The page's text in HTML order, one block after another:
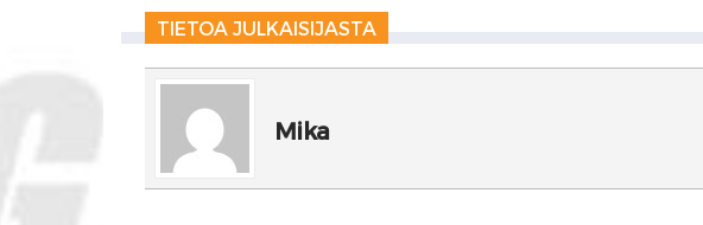
TIETOA JULKAISIJASTA
Mika